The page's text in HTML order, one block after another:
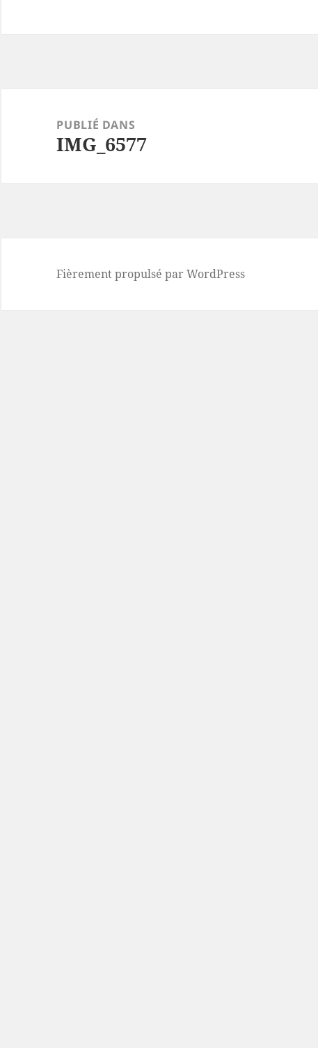
PUBLIÉ DANS
IMG_6577
Fièrement propulsé par WordPress